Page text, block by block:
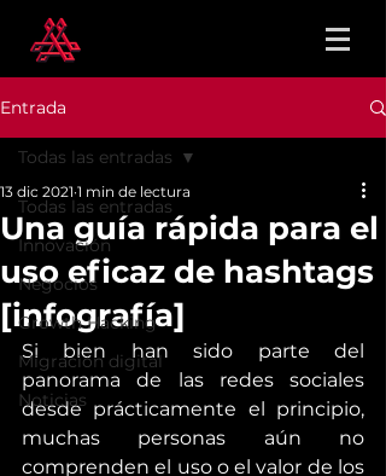
Entrada
Todas las entradas
Innovación
Negocios
Growth Hacking
Migración digital
Noticias
Todas las entradas
Una guía rápida para el
uso eficaz de hashtags
[infografía]
13 dic 2021 1 min de lectura
Si bien han sido parte del
panorama de las redes sociales
desde prácticamente el principio,
muchas personas aún no
comprenden el uso o el valor de los